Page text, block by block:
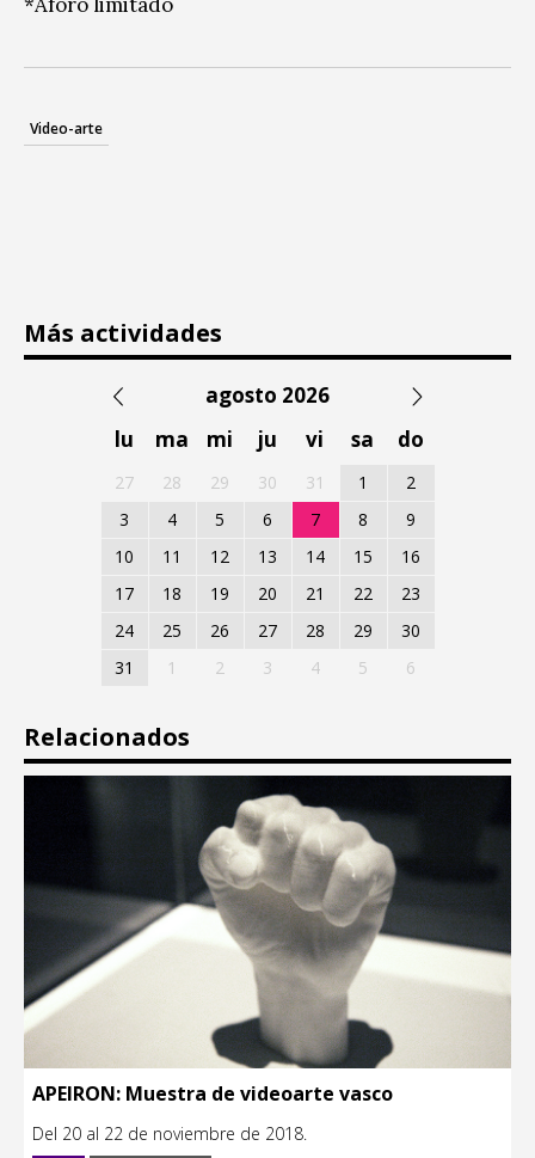
Video-arte
Más actividades
agosto 2026
lu
ma mi ju vi sa do
27 28 29 30 31 1
2
3
4 5 6 7 8
9
10
11 12 13 14 15
16
17
18 19 20 21 22
23
24
25 26 27 28 29
30
31
1 2 3 4 5 6
Relacionados
APEIRON: Muestra de videoarte vasco
Del 20 al 22 de noviembre de 2018.